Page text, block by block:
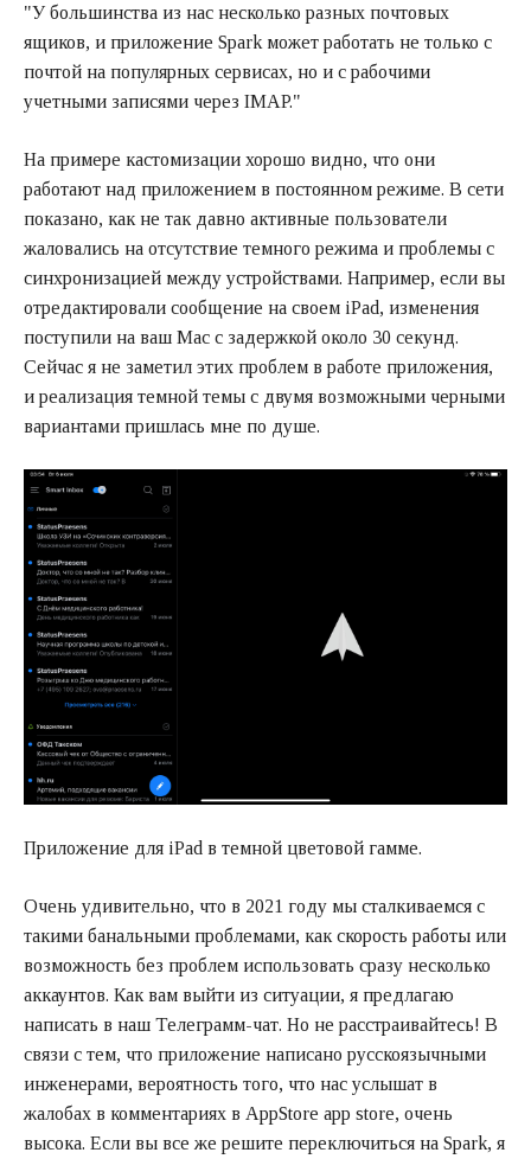
"У большинства из нас несколько разных почтовых
ящиков, и приложение Spark может работать не только с
почтой на популярных сервисах, но и с рабочими
учетными записями через IMAP."
На примере кастомизации хорошо видно, что они
работают над приложением в постоянном режиме. В сети
показано, как не так давно активные пользователи
жаловались на отсутствие темного режима и проблемы с
синхронизацией между устройствами. Например, если вы
отредактировали сообщение на своем iPad, изменения
поступили на ваш Mac с задержкой около 30 секунд.
Сейчас я не заметил этих проблем в работе приложения,
и реализация темной темы с двумя возможными черными
вариантами пришлась мне по душе.
Приложение для iPad в темной цветовой гамме.
Очень удивительно, что в 2021 году мы сталкиваемся с
такими банальными проблемами, как скорость работы или
возможность без проблем использовать сразу несколько
аккаунтов. Как вам выйти из ситуации, я предлагаю
написать в наш Телеграмм-чат. Но не расстраивайтесь! В
связи с тем, что приложение написано русскоязычными
инженерами, вероятность того, что нас услышат в
жалобах в комментариях в AppStore app store, очень
высока. Если вы все же решите переключиться на Spark, я